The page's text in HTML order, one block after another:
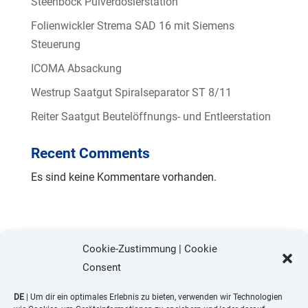
Cookie-Zustimmung | Cookie
Consent
DE | Um dir ein optimales Erlebnis zu bieten, verwenden wir Technologien
Folienwickler Strema SAD 16 mit Siemens
Steuerung
ICOMA Absackung
Westrup Saatgut Spiralseparator ST 8/11
Reiter Saatgut Beutelöffnungs- und Entleerstation
Recent Comments
Es sind keine Kommentare vorhanden.